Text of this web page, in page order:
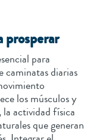
prosperar
para
caminatas diarias
los músculos y
actividad física
que generan